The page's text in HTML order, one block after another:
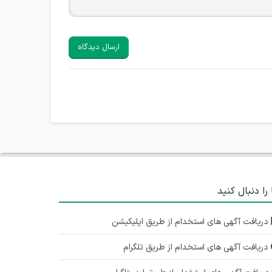
ارسال دیدگاه
را دنبال کنید
دریافت آگهی های استخدام از طریق اپلیکیشن
دریافت آگهی های استخدام از طریق تلگرام